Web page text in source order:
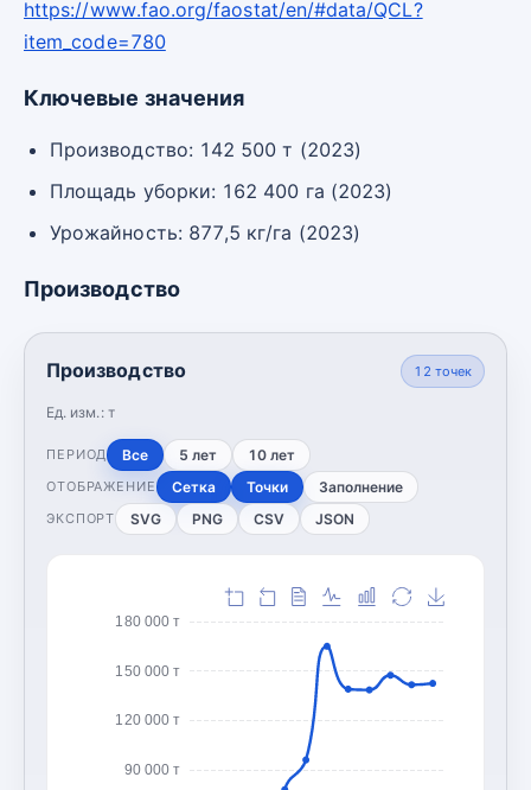
https://www.fao.org/faostat/en/#data/QCL?
item_code=780
Ключевые значения
Производство: 142 500 т (2023)
Площадь уборки: 162 400 га (2023)
Урожайность: 877,5 кг/га (2023)
Производство
Производство
Ед. изм.: т
12 точек
ПЕРИОД Все 5 лет 10 лет
ОТОБРАЖЕНИЕ Сетка Точки Заполнение
ЭКСПОРТ SVG PNG CSV JSON
90 000 т
120 000 т
150 000 т
180 000 т